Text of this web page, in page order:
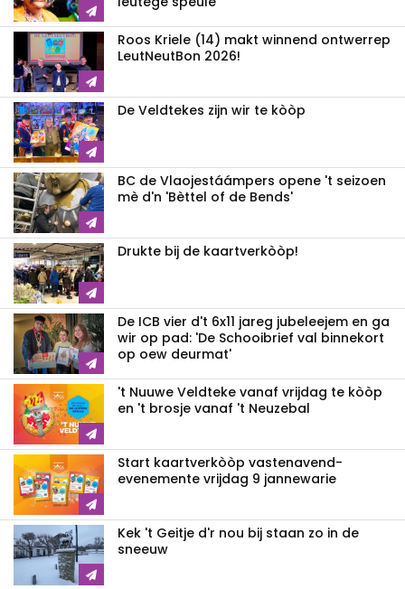
Roos Kriele (14) makt winnend ontwerrep
LeutNeutBon 2026!
De Veldtekes zijn wir te kòòp
BC de Vlaojestáámpers opene 't seizoen
mè d'n 'Bèttel of de Bends'
Drukte bij de kaartverkòòp!
De ICB vier d't 6x11 jareg jubeleejem en ga
wir op pad: 'De Schooibrief val binnekort
op oew deurmat'
't Nuuwe Veldteke vanaf vrijdag te kòòp
en 't brosje vanaf 't Neuzebal
Start kaartverkòòp vastenavend­
evenemente vrijdag 9 jannewarie
Kek 't Geitje d'r nou bij staan zo in de
sneeuw